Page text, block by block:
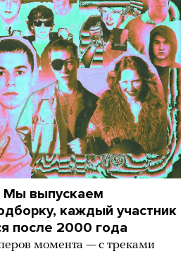
Мы выпускаем
каждый участник
после 2000 года
момента — с треками